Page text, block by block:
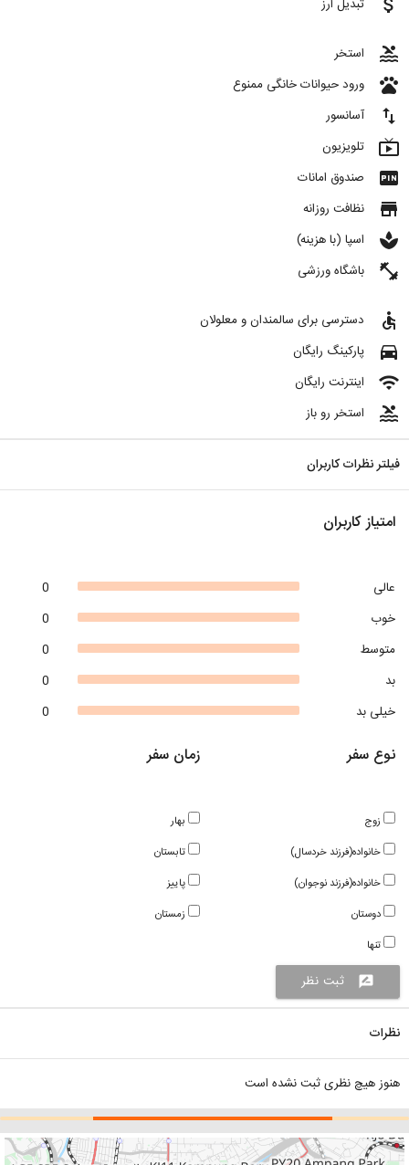
attach_money تبدیل ارز
pool استخر
pets ورود حیوانات خانگی ممنوع
import_export آسانسور
live_tv تلویزیون
fiber_pin صندوق امانات
store نظافت روزانه
spa اسپا (با هزینه)
fitness_center باشگاه ورزشی
accessible دسترسی برای سالمندان و معلولان
directions_car پارکینگ رایگان
wifi اینترنت رایگان
pool استخر رو باز
فیلتر نظرات کاربران
امتیاز کاربران
0
عالی
0
خوب
0
متوسط
0
بد
0
خیلی بد
زمان سفر
بهار
تابستان
پاییز
زمستان
نوع سفر
زوج
خانواده(فرزند خردسال)
خانواده(فرزند نوجوان)
دوستان
تنها
rate_review ثبت نظر
نظرات
هنوز هیچ نظری ثبت نشده است